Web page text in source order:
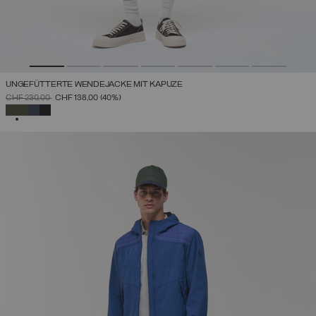
UNGEFÜTTERTE WENDEJACKE MIT KAPUZE
PREIS REDUZIERT VON
CHF 230,00AUF
CHF 138,00 (40%)